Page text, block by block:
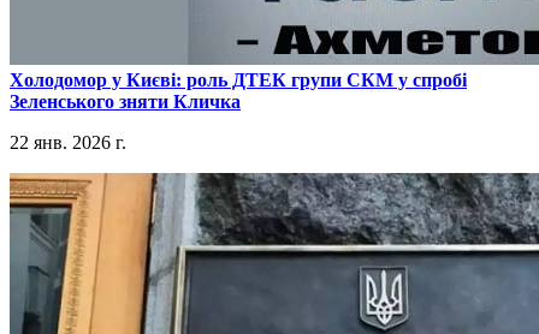
​Холодомор у Києві: роль ДТЕК групи СКМ у спробі
Зеленського зняти Кличка
22 янв. 2026 г.